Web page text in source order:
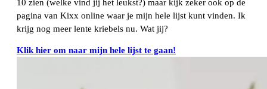
10 zien (welke vind jij het leukst?) maar kijk zeker ook op de
pagina van Kixx online waar je mijn hele lijst kunt vinden. Ik
krijg nog meer lente kriebels nu. Wat jij?
Klik hier om naar mijn hele lijst te gaan!